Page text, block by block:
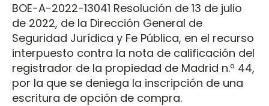
BOE-A-2022-13041 Resolución de 13 de julio
de 2022, de la Dirección General de
Seguridad Jurídica y Fe Pública, en el recurso
interpuesto contra la nota de calificación del
registrador de la propiedad de Madrid n.º 44,
por la que se deniega la inscripción de una
escritura de opción de compra.